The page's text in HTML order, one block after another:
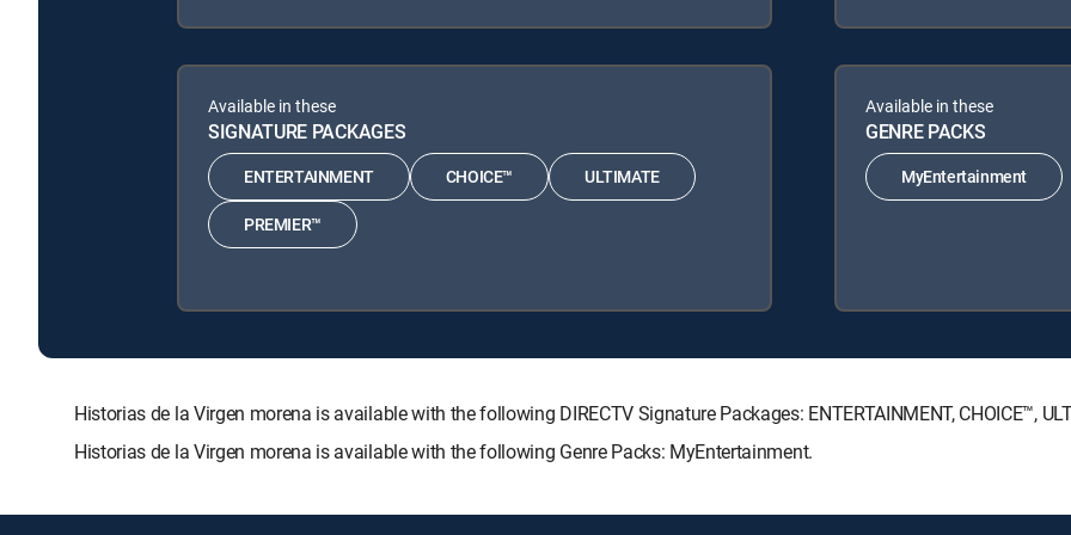
Available in these
SIGNATURE PACKAGES
ENTERTAINMENT CHOICE™ ULTIMATE
PREMIER™
Available in these
GENRE PACKS
MyEntertainment
Historias de la Virgen morena is available with the following DIRECTV Signature Packages: ENTERTAINMENT, CHOICE™,
Historias de la Virgen morena is available with the following Genre Packs: MyEntertainment.